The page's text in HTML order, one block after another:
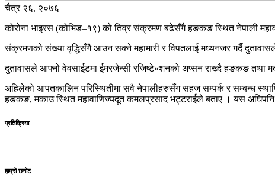
चैत्र २६, २०७६
कोरोना भाइरस (कोभिड–१९) को तिव्र संक्रमण बढेसँगै हङकङ स्थित नेपाली
संक्रमणको संख्या वृद्धिसँगै आउन सक्ने महामारी र विपतलाई मध्यनजर गर्दै
दुतावासले आफ्नो वेवसाईटमा ईमरजेन्सी रजिष्टे«शनको अप्सन राख्दै हङकङ तथा
अहिलेको आपतकालिन परिस्थितीमा सवै नेपालीहरुसँग सहज सम्पर्क र सम्बन्ध
हङकङ, मकाउ स्थित महावाणिज्यदूत कमलप्रसाद भट्टराईले बताए । यस
प्रतिक्रिया
हाम्रो छनोट